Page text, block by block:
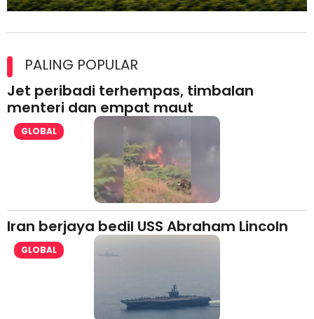
lesen separuh pertama 2026
PALING POPULAR
Jet peribadi terhempas, timbalan
menteri dan empat maut
GLOBAL
Iran berjaya bedil USS Abraham Lincoln
GLOBAL